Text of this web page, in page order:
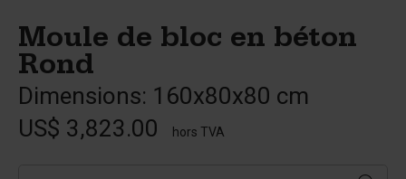
Moule de bloc en béton
Rond
Dimensions: 160x80x80 cm
US$ 3,823.00
hors TVA